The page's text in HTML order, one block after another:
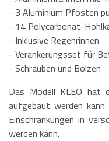
- 3 Aluminium Pfosten
- 14 Polycarbonat-
- Inklusive Regenrinnen
- Verankerungsset für
- Schrauben und Bolzen
Das Modell KLEO hat
aufgebaut werden
Einschränkungen in
werden kann.